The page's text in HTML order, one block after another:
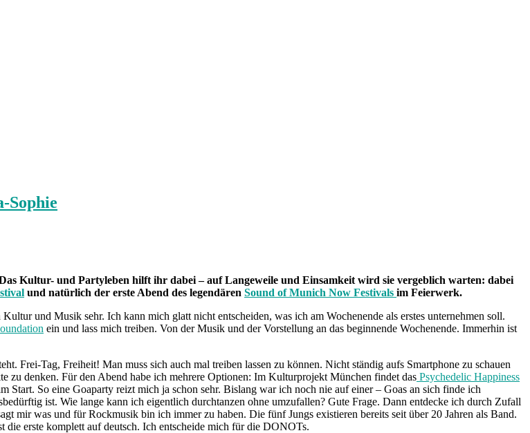
Sophie
Kultur- und Partyleben hilft ihr dabei – auf Langeweile und Einsamkeit wird sie vergeblich warten: dabei
und natürlich der erste Abend des legendären Sound of Munich Now Festivals im Feierwerk.
und Musik sehr. Ich kann mich glatt nicht entscheiden, was ich am Wochenende als erstes unternehmen soll.
ein und lass mich treiben. Von der Musik und der Vorstellung an das beginnende Wochenende. Immerhin ist
Frei-Tag, Freiheit! Man muss sich auch mal treiben lassen zu können. Nicht ständig aufs Smartphone zu schauen
zu denken. Für den Abend habe ich mehrere Optionen: Im Kulturprojekt München findet das Psychedelic Happiness
Start. So eine Goaparty reizt mich ja schon sehr. Bislang war ich noch nie auf einer – Goas an sich finde ich
ist. Wie lange kann ich eigentlich durchtanzen ohne umzufallen? Gute Frage. Dann entdecke ich durch Zufall
mir was und für Rockmusik bin ich immer zu haben. Die fünf Jungs existieren bereits seit über 20 Jahren als Band.
erste komplett auf deutsch. Ich entscheide mich für die DONOTs.